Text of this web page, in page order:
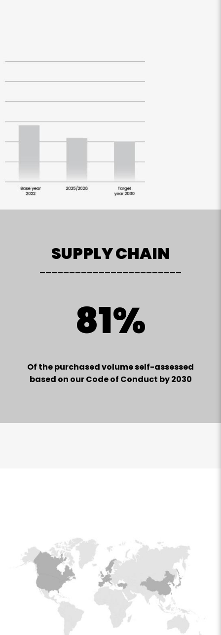
SUPPLY CHAIN
________________________
81%
Of the purchased volume self-assessed
based on our Code of Conduct by 2030